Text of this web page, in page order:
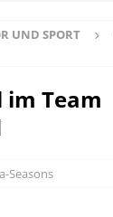
UND SPORT
im Team
Seasons